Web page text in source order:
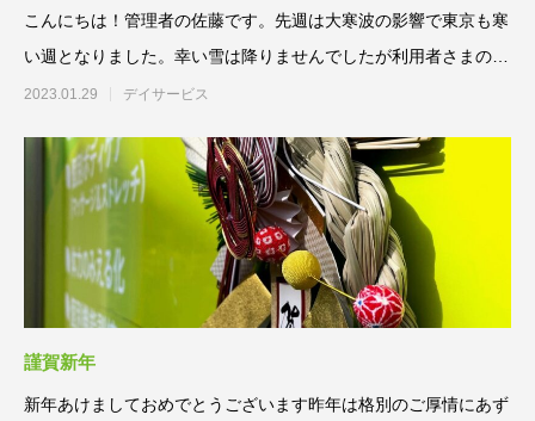
こんにちは！管理者の佐藤です。先週は大寒波の影響で東京も寒
い週となりました。幸い雪は降りませんでしたが利用者さまのお
宅でも水道管が
2023.01.29 デイサービス
謹賀新年
新年あけましておめでとうございます昨年は格別のご厚情にあず